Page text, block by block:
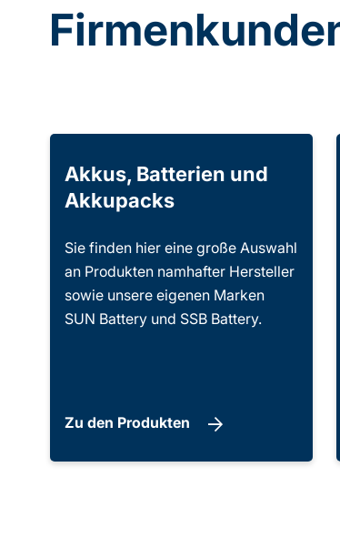
Akkus, Batterien und
Akkupacks
Sie finden hier eine große Auswahl
an Produkten namhafter Hersteller
sowie unsere eigenen Marken
SUN Battery und SSB Battery.
Zu den Produkten